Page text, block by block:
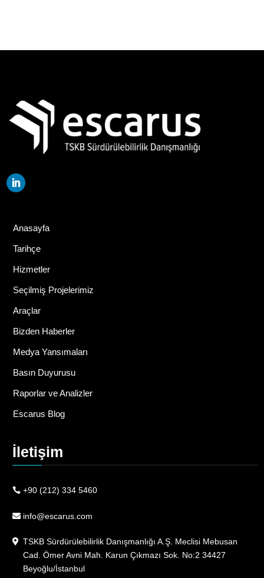
Anasayfa
Tarihçe
Hizmetler
Seçilmiş Projelerimiz
Araçlar
Bizden Haberler
Medya Yansımaları
Basın Duyurusu
Raporlar ve Analizler
Escarus Blog
İletişim
+90 (212) 334 5460
info@escarus.com
TSKB Sürdürülebilirlik Danışmanlığı A.Ş. Meclisi Mebusan
Cad. Ömer Avni Mah. Karun Çıkmazı Sok. No:2 34427
Beyoğlu/İstanbul